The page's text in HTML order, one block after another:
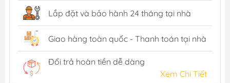
Lắp đặt và bảo hành 24 tháng tại nhà
Giao hàng toàn quốc - Thanh toán tại nhà
Đổi trả hoàn tiền dễ dàng
Xem Chi Tiết